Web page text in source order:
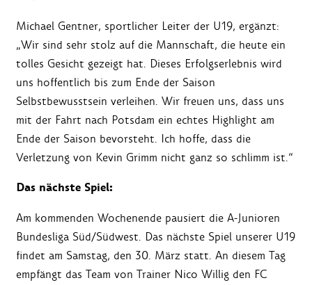
Michael Gentner, sportlicher Leiter der U19, ergänzt:
„Wir sind sehr stolz auf die Mannschaft, die heute ein
tolles Gesicht gezeigt hat. Dieses Erfolgserlebnis wird
uns hoffentlich bis zum Ende der Saison
Selbstbewusstsein verleihen. Wir freuen uns, dass uns
mit der Fahrt nach Potsdam ein echtes Highlight am
Ende der Saison bevorsteht. Ich hoffe, dass die
Verletzung von Kevin Grimm nicht ganz so schlimm ist.“
Das nächste Spiel:
Am kommenden Wochenende pausiert die A-Junioren
Bundesliga Süd/Südwest. Das nächste Spiel unserer U19
findet am Samstag, den 30. März statt. An diesem Tag
empfängt das Team von Trainer Nico Willig den FC